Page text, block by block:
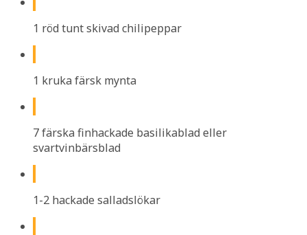
1 röd tunt skivad chilipeppar
1 kruka färsk mynta
7 färska finhackade basilikablad eller
svartvinbärsblad
1-2 hackade salladslökar